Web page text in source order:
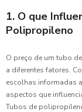
1. O que
Polipropileno
O preço de um tubo
a diferentes fatores.
escolhas informadas
aspectos que
Tubos de